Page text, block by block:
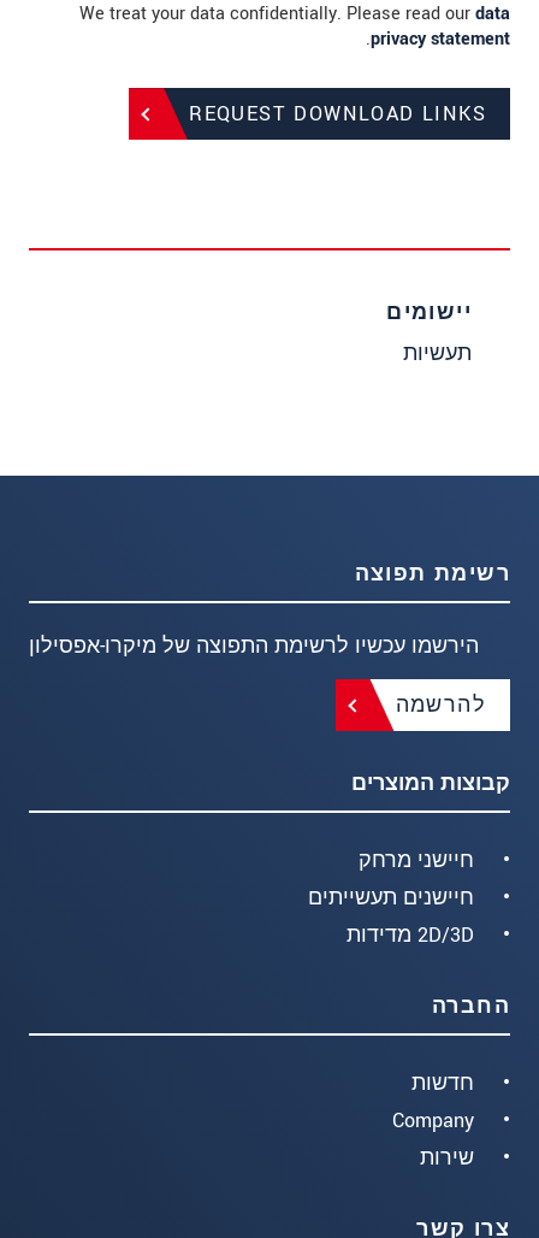
We treat your data confidentially. Please read ourdata
privacy statement
.
REQUEST DOWNLOAD LINKS
יישומים
תעשיות
רשימת תפוצה
הירשמו עכשיו לרשימת התפוצה של מיקרו-אפסילון
להרשמה
קבוצות המוצרים
חיישני מרחק
חיישנים תעשייתים
2D/3D מדידות
החברה
חדשות
Company
שירות
צרו קשר